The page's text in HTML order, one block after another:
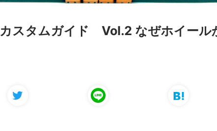
スタムガイド Vol.2 なぜホイール